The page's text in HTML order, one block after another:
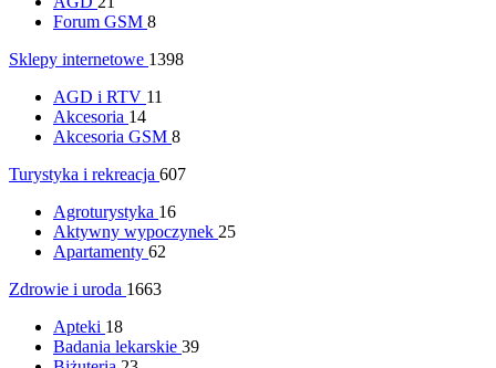
Forum GSM 8
Sklepy internetowe 1398
AGD i RTV 11
Akcesoria 14
Akcesoria GSM 8
Turystyka i rekreacja 607
Agroturystyka 16
Aktywny wypoczynek 25
Apartamenty 62
Zdrowie i uroda 1663
Apteki 18
Badania lekarskie 39